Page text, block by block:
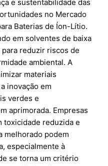
e sustentabilidade das
no Mercado
Baterias de Íon-Lítio.
em solventes de baixa
reduzir riscos de
ambiental. A
materiais
inovação em
verdes e
aprimorada. Empresas
toxicidade reduzida e
melhorado podem
especialmente à
se torna um critério